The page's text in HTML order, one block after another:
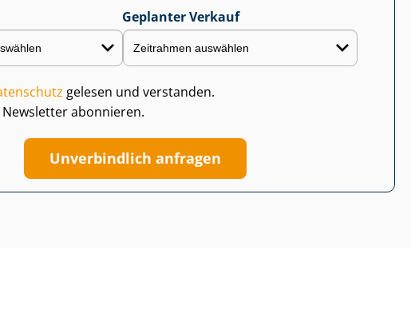
Geplanter Verkauf
gelesen und verstanden.
abonnieren.
Unverbindlich anfragen